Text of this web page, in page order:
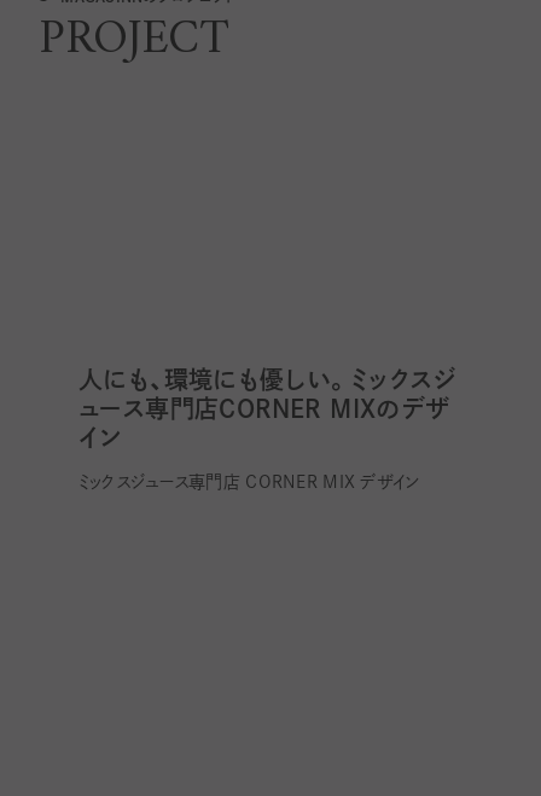
PROJECT
人にも、環境にも優しい。ミックスジ
ュース専門店CORNER MIXのデザ
イン
ミックスジュース専門店 CORNER MIX デザイン